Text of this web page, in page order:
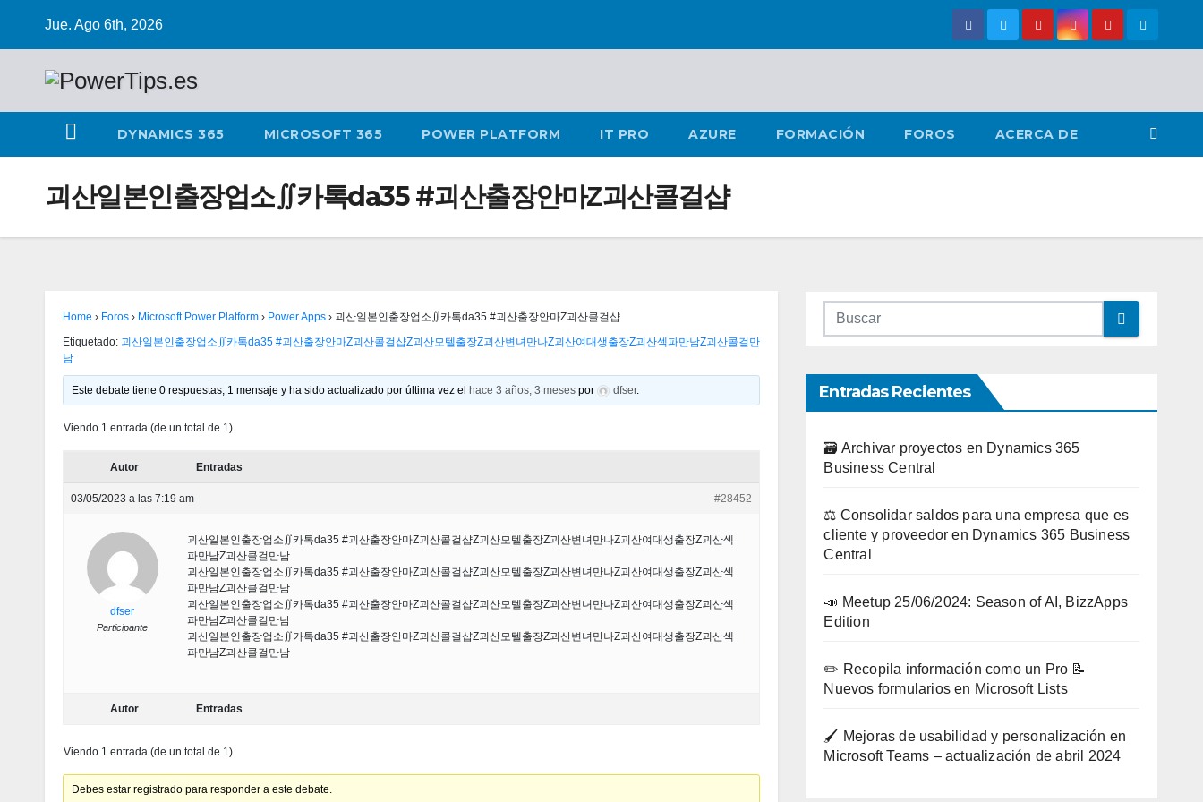
Jue. Ago 6th, 2026
DYNAMICS 365 MICROSOFT 365 POWER PLATFORM IT PRO AZURE FORMACIÓN FOROS ACERCA DE
괴산일본인출장업소∬카톡da35 #괴산출장안마Ζ괴산콜걸샵
Home › Foros › Microsoft Power Platform › Power Apps › 괴산일본인출장업소∬카톡da35 #괴산출장안마Ζ괴산콜걸샵
Etiquetado: 괴산일본인출장업소∬카톡da35 #괴산출장안마Ζ괴산콜걸샵Ζ괴산모텔출장Ζ괴산변녀만나Ζ괴산여대생출장Ζ괴산섹파만남Ζ괴산콜걸만
남
Este debate tiene 0 respuestas, 1 mensaje y ha sido actualizado por última vez el hace 3 años, 3 meses por dfser.
Viendo 1 entrada (de un total de 1)
Autor Entradas
03/05/2023 a las 7:19 am #28452
dfser
Participante
괴산일본인출장업소∬카톡da35 #괴산출장안마Ζ괴산콜걸샵Ζ괴산모텔출장Ζ괴산변녀만나Ζ괴산여대생출장Ζ괴산섹
파만남Ζ괴산콜걸만남
괴산일본인출장업소∬카톡da35 #괴산출장안마Ζ괴산콜걸샵Ζ괴산모텔출장Ζ괴산변녀만나Ζ괴산여대생출장Ζ괴산섹
파만남Ζ괴산콜걸만남
괴산일본인출장업소∬카톡da35 #괴산출장안마Ζ괴산콜걸샵Ζ괴산모텔출장Ζ괴산변녀만나Ζ괴산여대생출장Ζ괴산섹
파만남Ζ괴산콜걸만남
괴산일본인출장업소∬카톡da35 #괴산출장안마Ζ괴산콜걸샵Ζ괴산모텔출장Ζ괴산변녀만나Ζ괴산여대생출장Ζ괴산섹
파만남Ζ괴산콜걸만남
Autor Entradas
Viendo 1 entrada (de un total de 1)
Debes estar registrado para responder a este debate.
Entradas Recientes
🗃️ Archivar proyectos en Dynamics 365
Business Central
⚖️ Consolidar saldos para una empresa que es
cliente y proveedor en Dynamics 365 Business
Central
📣 Meetup 25/06/2024: Season of AI, BizzApps
Edition
✏️ Recopila información como un Pro 📝
Nuevos formularios en Microsoft Lists
🖌️ Mejoras de usabilidad y personalización en
Microsoft Teams – actualización de abril 2024